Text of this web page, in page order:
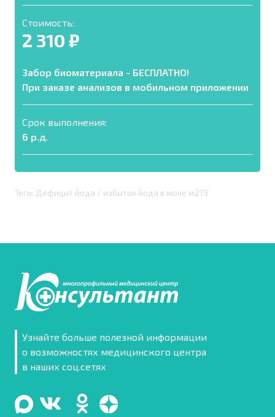
Стоимость:
2 310 ₽
Забор биоматериала - БЕСПЛАТНО!
При заказе анализов в мобильном приложении
Срок выполнения:
6 р.д.
Теги: Дефицит йода / избыток йода в моче м219
Узнайте больше полезной информации
о возможностях медицинского центра
в наших соц.сетях